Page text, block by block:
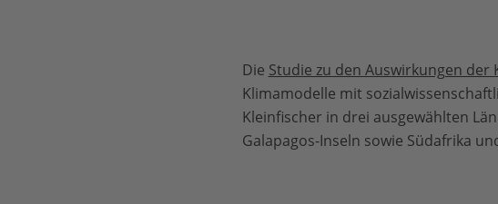
Die Studie zu den Auswirkungen der
Klimamodelle mit
Kleinfischer in drei ausgewählten
Galapagos-Inseln sowie Südafrika